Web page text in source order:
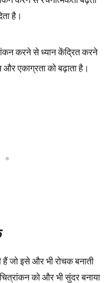
है।
करने से ध्यान केंद्रित करने
और एकाग्रता को बढ़ाता है।
हैं जो इसे और भी रोचक बनाती
को और भी सुंदर बनाया